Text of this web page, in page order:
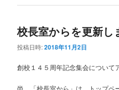
校長室からを更新し
投稿日時:2018年11月2日
創校１４５周年記念集会について